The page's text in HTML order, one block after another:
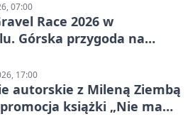
07:00
Race 2026 w
Górska przygoda na
17:00
autorskie z Mileną Ziembą
promocja książki „Nie mam